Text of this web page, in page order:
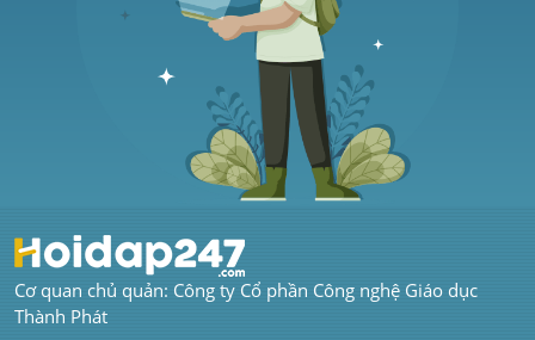
Cơ quan chủ quản: Công ty Cổ phần Công nghệ Giáo dục
Thành Phát